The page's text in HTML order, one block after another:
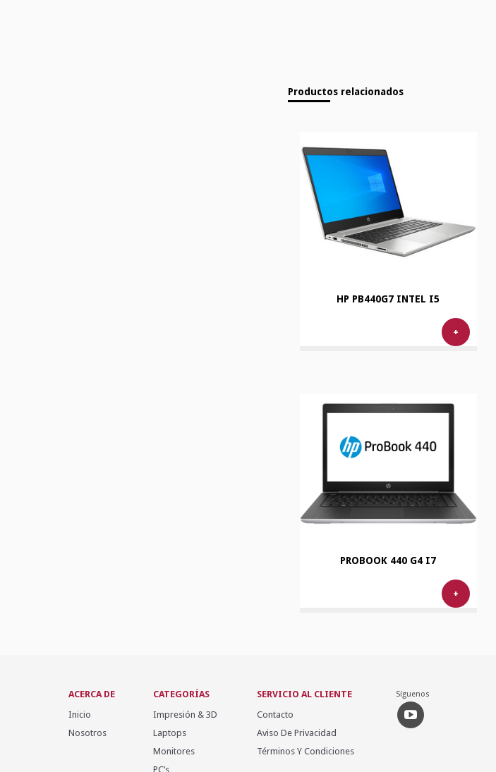
Productos relacionados
HP PB440G7 INTEL I5
+
PROBOOK 440 G4 I7
+
ACERCA DE
Inicio
Nosotros
CATEGORÍAS
Impresión & 3D
Laptops
Monitores
PC’s
SERVICIO AL CLIENTE
Contacto
Aviso De Privacidad
Términos Y Condiciones
Síguenos